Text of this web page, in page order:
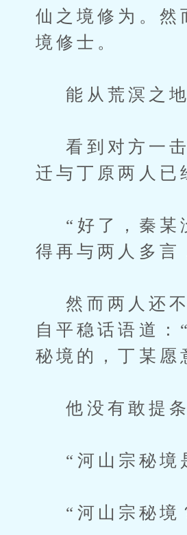
仙之境修为。然
境修士。
能从荒溟之地
看到对方一击
迁与丁原两人已
“好了，秦某
得再与两人多言
然而两人还不
自平稳话语道：
秘境的，丁某愿
他没有敢提条
“河山宗秘境
“河山宗秘境